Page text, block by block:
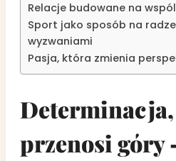
Relacje budowane na
Sport jako sposób na
wyzwaniami
Pasja, która zmienia
przenosi góry